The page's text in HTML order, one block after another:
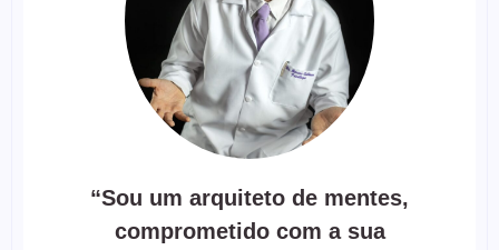
“Sou um arquiteto de mentes,
comprometido com a sua